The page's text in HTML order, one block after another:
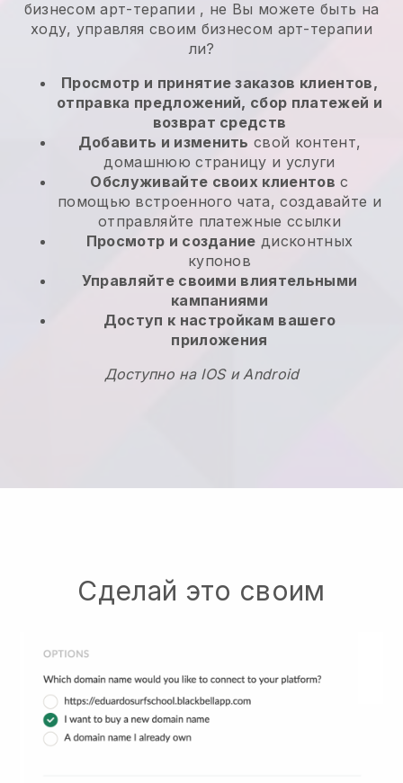
бизнесом арт-терапии , не Вы можете быть на
ходу, управляя своим бизнесом арт-терапии
ли?
Просмотр и принятие заказов клиентов,
отправка предложений, сбор платежей и
возврат средств
Добавить и изменить свой контент,
домашнюю страницу и услуги
Обслуживайте своих клиентов с
помощью встроенного чата, создавайте и
отправляйте платежные ссылки
Просмотр и создание дисконтных
купонов
Управляйте своими влиятельными
кампаниями
Доступ к настройкам вашего
приложения
Доступно на IOS и Android
Сделай это своим